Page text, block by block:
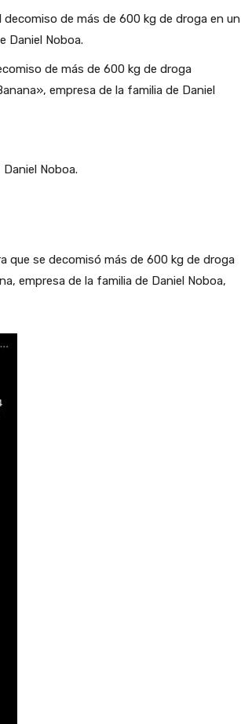
de más de 600 kg de droga en un
Daniel Noboa.
de más de 600 kg de droga
empresa de la familia de Daniel
Noboa.
que se decomisó más de 600 kg de droga
empresa de la familia de Daniel Noboa,